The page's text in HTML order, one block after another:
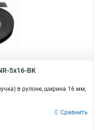
5x16-BK
в рулоне, ширина 16 мм,
Сравнить